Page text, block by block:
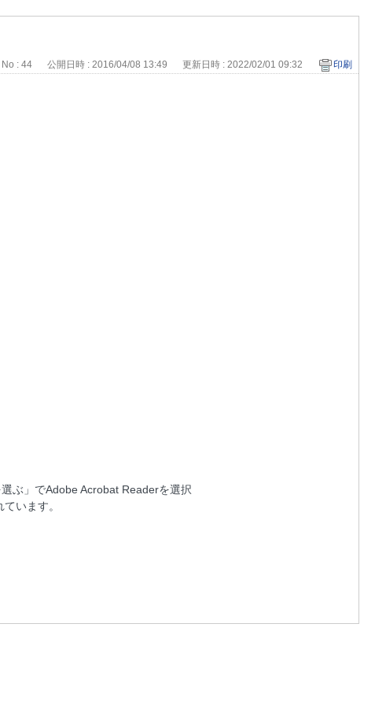
No : 44 公開日時 : 2016/04/08 13:49 更新日時 : 2022/02/01 09:32 印刷
ぶ」でAdobe Acrobat Readerを選択
います。